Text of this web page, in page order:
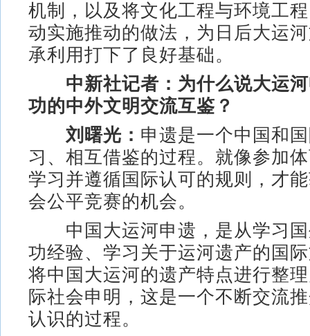
机制，以及将文化工程与环境工
动实施推动的做法，为日后大运
承利用打下了良好基础。
中新社记者：为什么说大运
功的中外文明交流互鉴？
刘曙光： 申遗是一个中国和
习、相互借鉴的过程。就像参加
学习并遵循国际认可的规则，才
会公平竞赛的机会。
中国大运河申遗，是从学习国
功经验、学习关于运河遗产的国
将中国大运河的遗产特点进行整
际社会申明，这是一个不断交流
认识的过程。